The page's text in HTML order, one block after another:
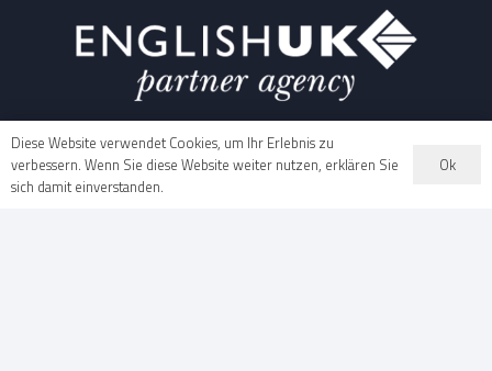
Diese Website verwendet Cookies, um Ihr Erlebnis zu
verbessern. Wenn Sie diese Website weiter nutzen, erklären Sie
sich damit einverstanden.
Ok